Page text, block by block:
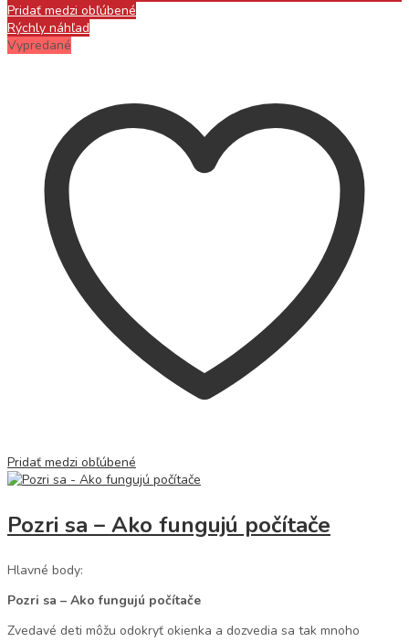
Pridať medzi obľúbené
Rýchly náhľad
Vypredané
Pridať medzi obľúbené
Pozri sa – Ako fungujú počítače
Hlavné body:
Pozri sa – Ako fungujú počítače
Zvedavé deti môžu odokryť okienka a dozvedia sa tak mnoho